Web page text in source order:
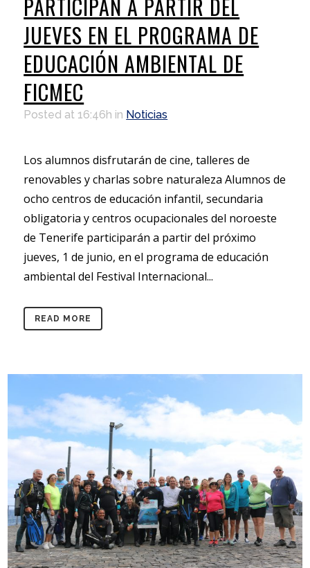
PARTICIPAN A PARTIR DEL
JUEVES EN EL PROGRAMA DE
EDUCACIÓN AMBIENTAL DE
FICMEC
Posted at 16:46h in Noticias
Los alumnos disfrutarán de cine, talleres de
renovables y charlas sobre naturaleza Alumnos de
ocho centros de educación infantil, secundaria
obligatoria y centros ocupacionales del noroeste
de Tenerife participarán a partir del próximo
jueves, 1 de junio, en el programa de educación
ambiental del Festival Internacional...
READ MORE